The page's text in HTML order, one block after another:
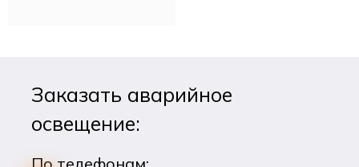
Заказать аварийное
освещение: